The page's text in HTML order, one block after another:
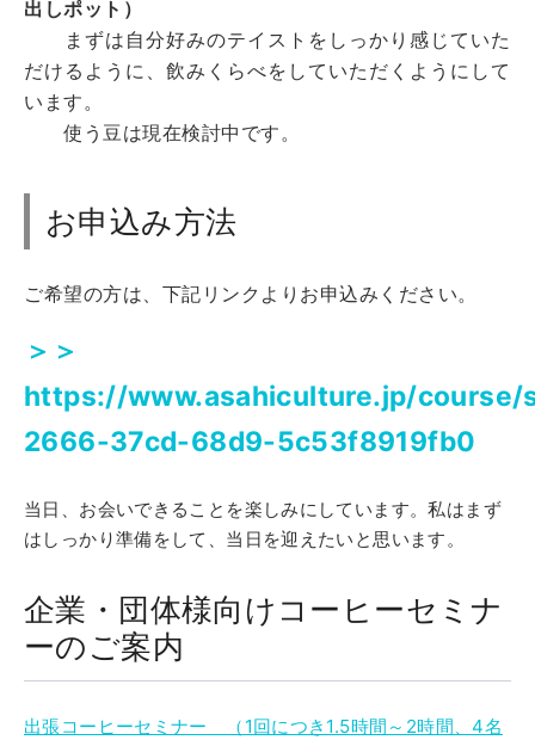
出しポット）
まずは自分好みのテイストをしっかり感じていた
だけるように、飲みくらべをしていただくようにして
います。
使う豆は現在検討中です。
お申込み方法
ご希望の方は、下記リンクよりお申込みください。
＞＞
https://www.asahiculture.jp/course/
2666-37cd-68d9-5c53f8919fb0
当日、お会いできることを楽しみにしています。私はまず
はしっかり準備をして、当日を迎えたいと思います。
企業・団体様向けコーヒーセミナ
ーのご案内
出張コーヒーセミナー （1回につき1.5時間～2時間、4名